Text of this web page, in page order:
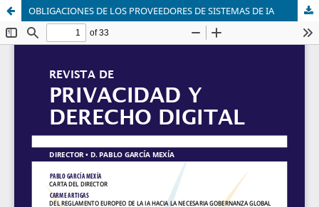
OBLIGACIONES DE LOS PROVEEDORES DE SISTEMAS DE IA